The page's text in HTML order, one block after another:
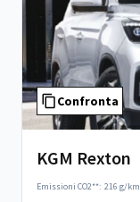
Confronta
KGM Rexton
Emissioni CO2**: 216 g/km